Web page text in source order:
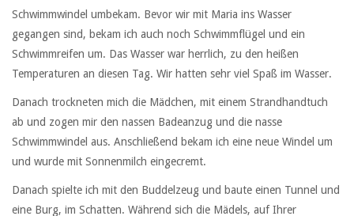
Schwimmwindel umbekam. Bevor wir mit Maria ins Wasser
gegangen sind, bekam ich auch noch Schwimmflügel und ein
Schwimmreifen um. Das Wasser war herrlich, zu den heißen
Temperaturen an diesen Tag. Wir hatten sehr viel Spaß im Wasser.
Danach trockneten mich die Mädchen, mit einem Strandhandtuch
ab und zogen mir den nassen Badeanzug und die nasse
Schwimmwindel aus. Anschließend bekam ich eine neue Windel um
und wurde mit Sonnenmilch eingecremt.
Danach spielte ich mit den Buddelzeug und baute einen Tunnel und
eine Burg, im Schatten. Während sich die Mädels, auf Ihrer